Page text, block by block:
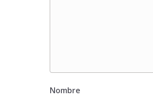
Nombre